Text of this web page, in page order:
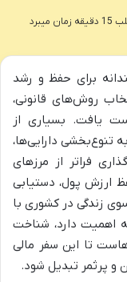
برای حفظ و رشد
روش‌های قانونی،
یافت. بسیاری از
تنوع‌بخشی دارایی‌ها،
فراتر از مرزهای
ارزش پول، دستیابی
زندگی در کشوری با
اهمیت دارد، شناخت
تا این سفر مالی
و پرثمر تبدیل شود.